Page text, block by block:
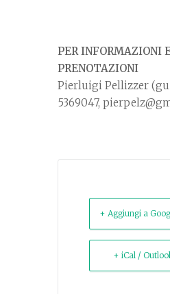
PER INFORMAZIONI
PRENOTAZIONI
Pierluigi Pellizzer
5369047,
+ Aggiungi a
+ iCal /